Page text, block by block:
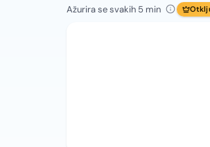
Ažurira se svakih 5 min